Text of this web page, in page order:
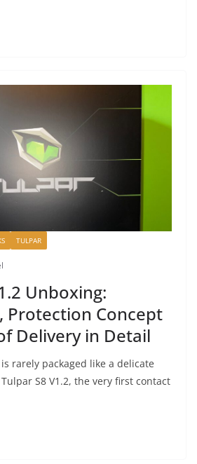
TULPAR
Unboxing:
Protection Concept
Delivery in Detail
rarely packaged like a delicate
S8 V1.2, the very first contact